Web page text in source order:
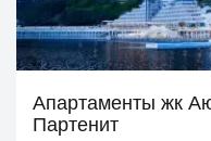
Апартаменты жк
Партенит